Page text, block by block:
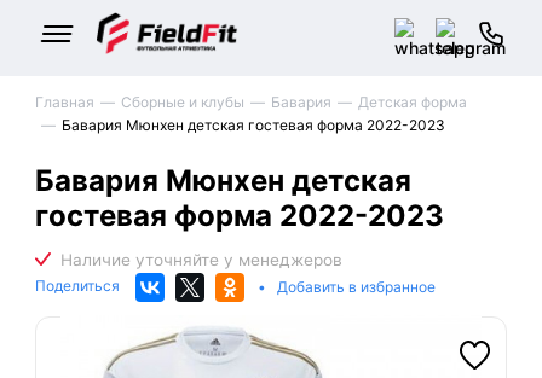
Главная Сборные и клубы Бавария
Детская форма
Бавария Мюнхен детская гостевая форма 2022-2023
Бавария Мюнхен детская
гостевая форма 2022-2023
Поделиться • Добавить в избранное